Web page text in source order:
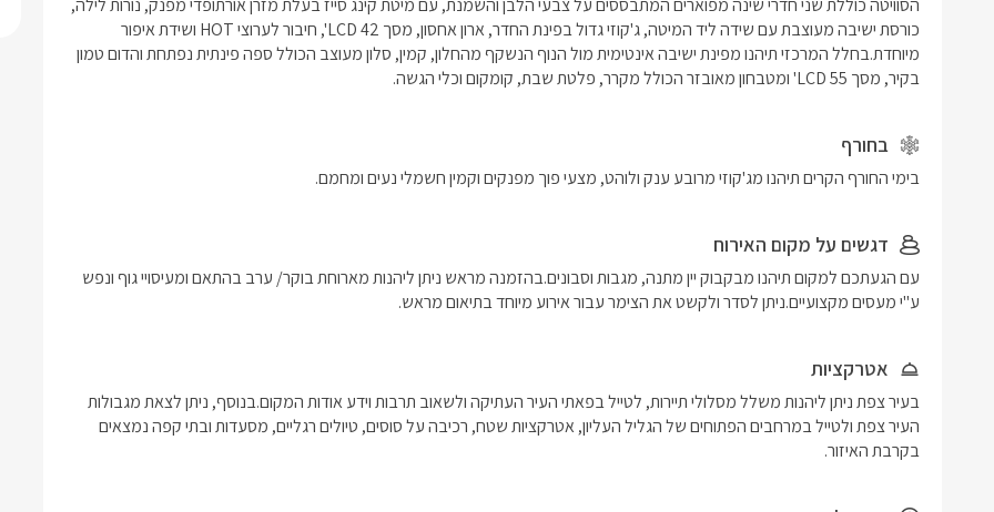
בקיר, מסך LCD 55' ומטבחון מאובזר הכולל מקרר, פלטת שבת, קומקום וכלי הגשה.
בחורף
בימי החורף הקרים תיהנו מג'קוזי מרובע ענק ולוהט, מצעי פוך מפנקים וקמין חשמלי נעים ומחמם.
דגשים על מקום האירוח
ע"י מעסים מקצועיים.ניתן לסדר ולקשט את הצימר עבור אירוע מיוחד בתיאום מראש.
אטרקציות
בקרבת האיזור.